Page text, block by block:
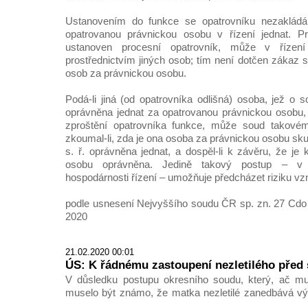
Ustanovením do funkce se opatrovníku
opatrovanou právnickou osobu v řízení jednat.
ustanoven procesní opatrovník, může v
prostřednictvím jiných osob; tím není dotčen zákaz
osob za právnickou osobu.
Podá-li jiná (od opatrovníka odlišná) osoba, jež o
oprávněna jednat za opatrovanou právnickou
zproštění opatrovníka funkce, může soud
zkoumal-li, zda je ona osoba za právnickou osobu
s. ř. oprávněna jednat, a dospěl-li k závěru, že je
osobu oprávněna. Jedině takový postup – v
hospodárnosti řízení – umožňuje předcházet riziku
podle usnesení Nejvyššího soudu ČR sp. zn. 27
2020
21.02.2020 00:01
ÚS: K řádnému zastoupení nezletilého před
V důsledku postupu okresního soudu, který, ač
muselo být známo, že matka nezletilé zanedbává